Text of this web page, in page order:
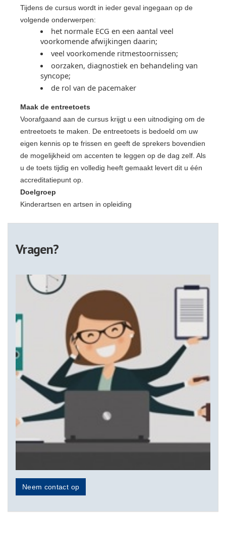
Tijdens de cursus wordt in ieder geval ingegaan op de
volgende onderwerpen:
het normale ECG en een aantal veel
voorkomende afwijkingen daarin;
veel voorkomende ritmestoornissen;
oorzaken, diagnostiek en behandeling van
syncope;
de rol van de pacemaker
Maak de entreetoets
Voorafgaand aan de cursus krijgt u een uitnodiging om de
entreetoets te maken. De entreetoets is bedoeld om uw
eigen kennis op te frissen en geeft de sprekers bovendien
de mogelijkheid om accenten te leggen op de dag zelf. Als
u de toets tijdig en volledig heeft gemaakt levert dit u één
accreditatiepunt op.
Doelgroep
Kinderartsen en artsen in opleiding
Vragen?
Neem contact op